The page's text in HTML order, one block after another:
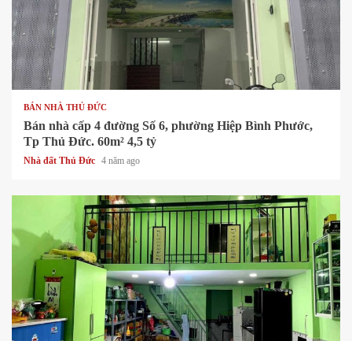
1 min read
BÁN NHÀ THỦ ĐỨC
Bán nhà cấp 4 đường Số 6, phường Hiệp Bình Phước,
Tp Thủ Đức. 60m² 4,5 tỷ
Nhà đất Thủ Đức 4 năm ago